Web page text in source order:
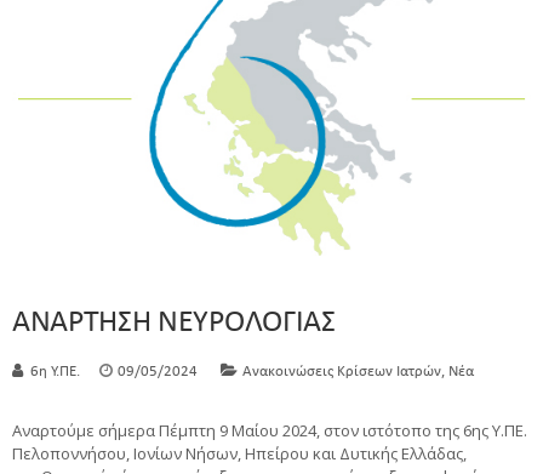
ΑΝΑΡΤΗΣΗ ΝΕΥΡΟΛΟΓΙΑΣ
6η Υ.ΠΕ. 09/05/2024 Ανακοινώσεις Κρίσεων Ιατρών, Νέα
Αναρτούμε σήμερα Πέμπτη 9 Μαίου 2024, στον ιστότοπο της 6ης Υ.ΠΕ.
Πελοποννήσου, Ιονίων Νήσων, Ηπείρου και Δυτικής Ελλάδας,